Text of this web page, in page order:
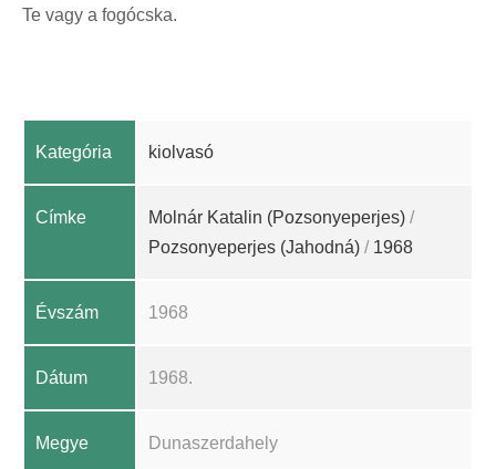
Te vagy a fogócska.
Kategória kiolvasó
Címke Molnár Katalin (Pozsonyeperjes) /
Pozsonyeperjes (Jahodná) / 1968
Évszám 1968
Dátum 1968.
Megye Dunaszerdahely